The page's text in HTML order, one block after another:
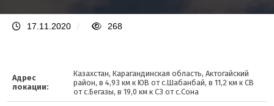
17.11.2020 / 268
Адрес
локации:
Казахстан, Карагандинская область, Актогайский
район, в 4,93 км к ЮВ от с.Шабанбай, в 11,2 км к СВ
от с.Бегазы, в 19,0 км к СЗ от с.Сона